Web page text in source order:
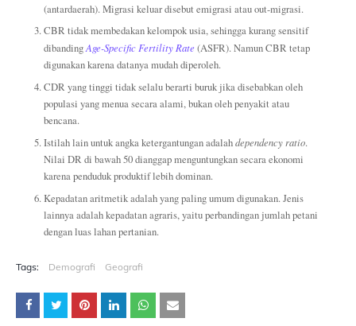
(antardaerah). Migrasi keluar disebut emigrasi atau out-migrasi.
CBR tidak membedakan kelompok usia, sehingga kurang sensitif
dibandingAge-Specific Fertility Rate (ASFR). Namun CBR tetap
digunakan karena datanya mudah diperoleh.
CDR yang tinggi tidak selalu berarti buruk jika disebabkan oleh
populasi yang menua secara alami, bukan oleh penyakit atau
bencana.
Istilah lain untuk angka ketergantungan adalahdependency ratio.
Nilai DR di bawah 50 dianggap menguntungkan secara ekonomi
karena penduduk produktif lebih dominan.
Kepadatan aritmetik adalah yang paling umum digunakan. Jenis
lainnya adalah kepadatan agraris, yaitu perbandingan jumlah petani
dengan luas lahan pertanian.
Tags: Demografi Geografi